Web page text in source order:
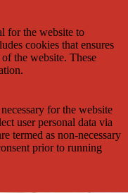
for the website to
cookies that ensures
the website. These
for the website
user personal data via
termed as non-necessary
prior to running